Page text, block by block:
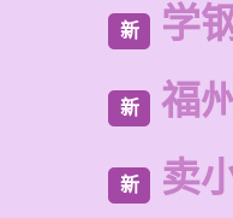
新 学
新 福
新 卖